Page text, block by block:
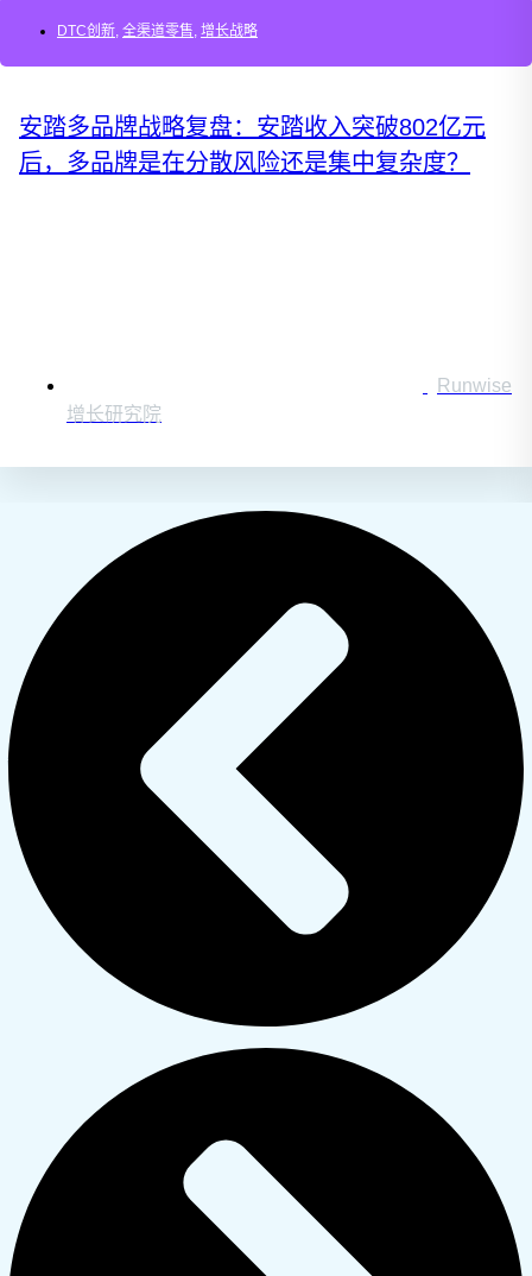
DTC创新, 全渠道零售, 增长战略
安踏多品牌战略复盘：安踏收入突破802亿元
后，多品牌是在分散风险还是集中复杂度？
Runwise
增长研究院